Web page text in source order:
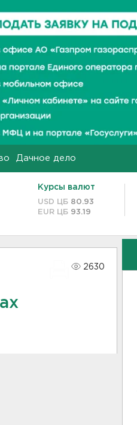
Дачное дело
Курсы валют
USD ЦБ 80.93
EUR ЦБ 93.19
2630